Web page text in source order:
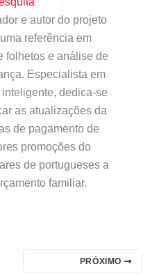
e autor do projeto
referência em
folhetos e análise de
Especialista em
dedica-se
as atualizações da
de pagamento de
promoções do
de portugueses a
familiar.
PRÓXIMO